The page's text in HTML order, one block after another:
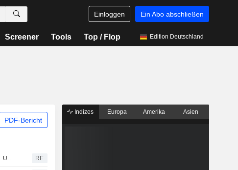
Einloggen Ein Abo abschließen
Screener Tools Top / Flop Edition Deutschland
PDF-Bericht
Petrobras stoppt Studien für 1 Mrd. USD teure Gaspipeline in Brasilien wegen regulatorischer Unsicherheit, wie Quellen sagen RE
Indizes Europa Amerika Asien